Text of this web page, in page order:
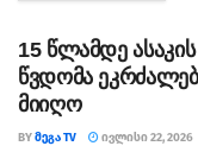
15 წლამდე
წვდომა
მიიღო
BYᲛᲔᲒᲐ TV ᲘᲕᲚᲘᲡᲘ 22, 2026